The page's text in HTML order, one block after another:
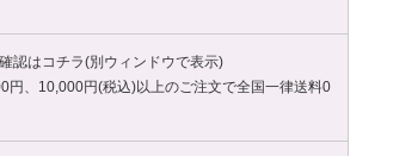
認は コチラ(別ウィンドウで表示)
、10,000円(税込)以上のご注文で全国一律送料0